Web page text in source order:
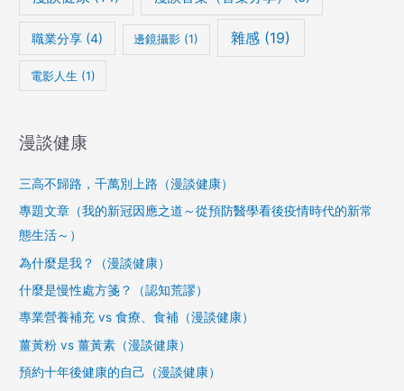
職業分享(4) 邊鏡攝影 (1) 雜感 (19)
電影人生 (1)
漫談健康
三高不歸路，千萬別上路（漫談健康）
專題文章（我的新冠因應之道～從預防醫學看後疫情時代的新常
態生活～）
為什麼是我？（漫談健康）
什麼是慢性處方箋？（認知荒謬）
專業營養補充 vs 食療、食補（漫談健康）
薑黃粉 vs 薑黃素（漫談健康）
預約十年後健康的自己（漫談健康）